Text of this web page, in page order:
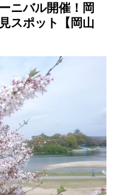
ニバル開催！岡
スポット【岡山